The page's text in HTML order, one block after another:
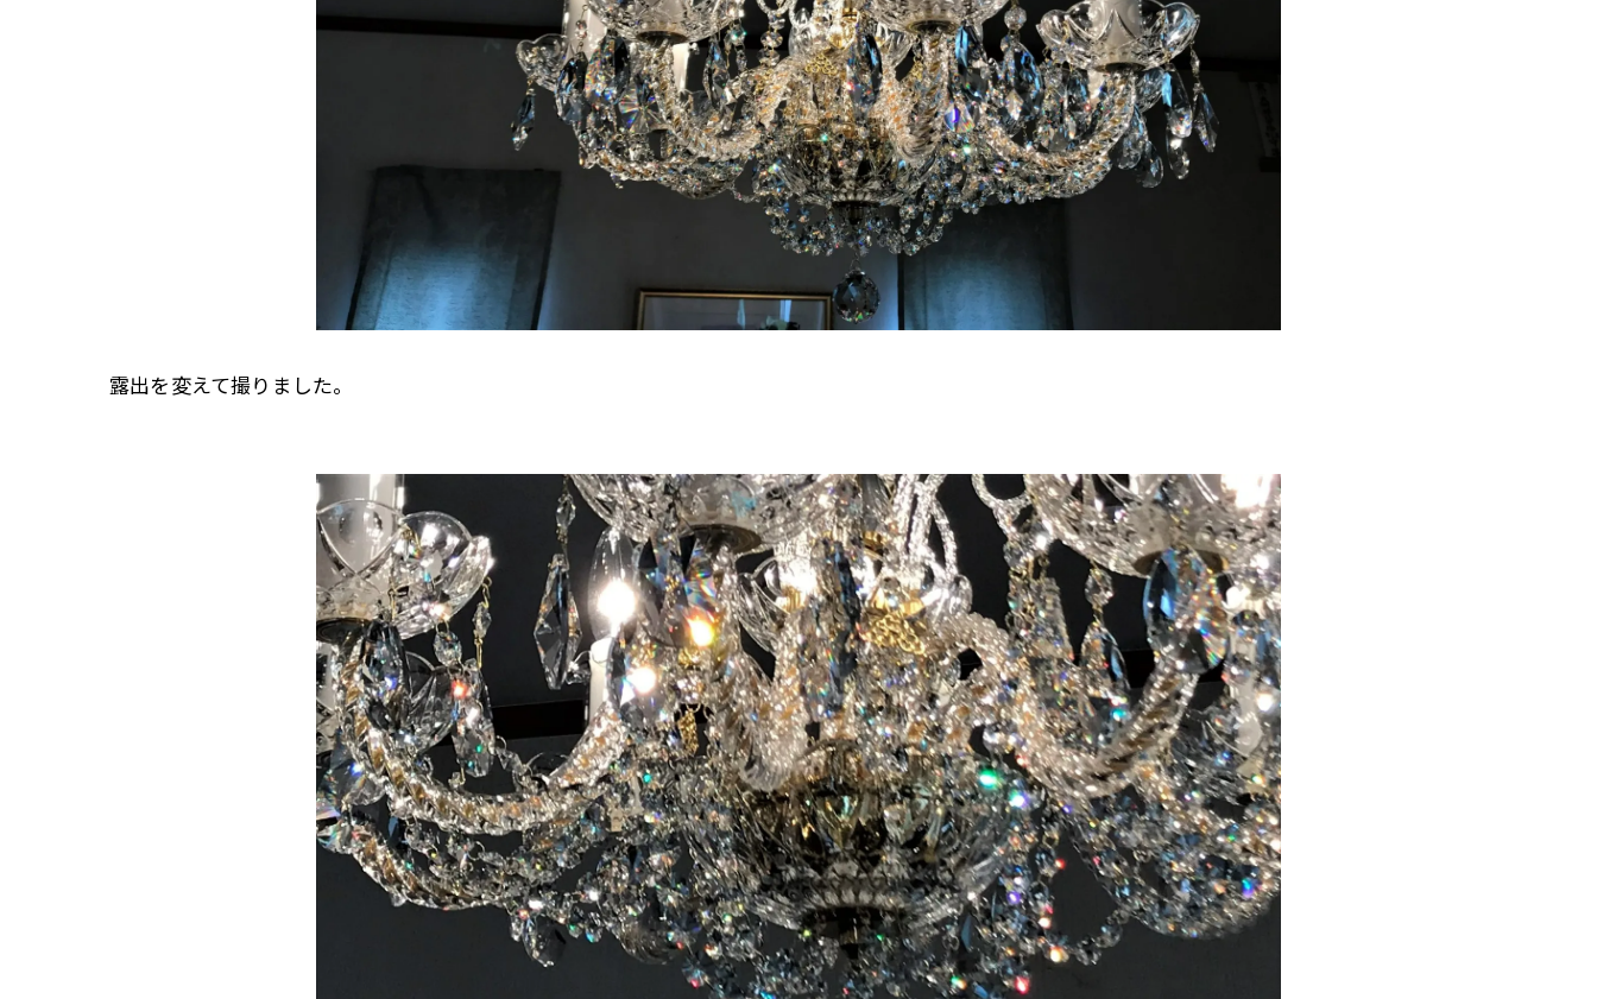
露出を変えて撮りました。